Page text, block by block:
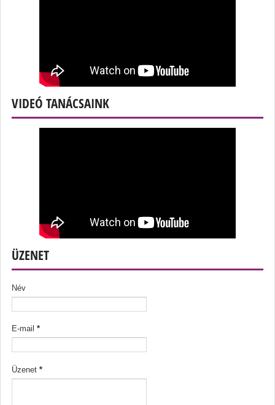
VIDEÓ TANÁCSAINK
ÜZENET
Név
E-mail *
Üzenet *